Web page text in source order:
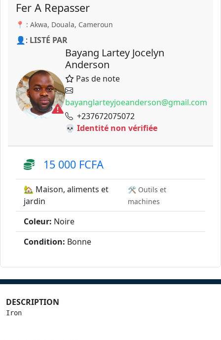
Fer A Repasser
📍 : Akwa, Douala, Cameroun
👤: LISTÉ PAR
Bayang Lartey Jocelyn
Anderson
Pas de note
bayanglarteyjoeanderson@gmail.com
+237672075072
💀 Identité non vérifiée
15 000 FCFA
🏡 Maison, aliments et
jardin
🛠️ Outils et
machines
Coleur: Noire
Condition: Bonne
DESCRIPTION
Iron